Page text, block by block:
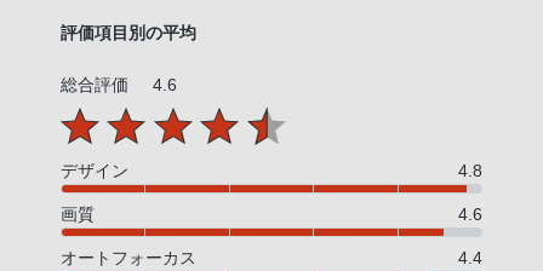
評価項目別の平均
総合評価 4.6
デザイン 4.8
画質 4.6
オートフォーカス 4.4